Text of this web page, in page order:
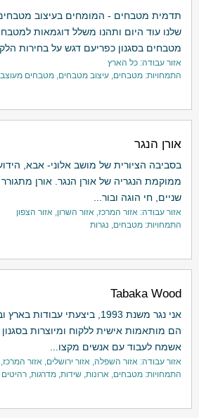
תדמית מטבחים - המומחים בעיצוב
שלנו עוד היום ותהנו משלל דוגמאות
מטבחים בסגנון כפריעם דגש על בחירות
אזור עבודה: כל הארץ
התמחויות: מטבחים, עיצוב מטבחים, מטבחים
אורן הנגר
בסביבה הציורית של מושב אלוני- אבא,
ממוקמת הנגריה של אורן הנגר. אורן
שניים, חי הוגה ובור...
אזור עבודה: אזור המרכז, אזור השרון, אזור הצפון
התמחויות: מטבחים, נגרות
Tabaka Wood
אני נגר משנת 1993, ביצעתי
הם מותאמות אישית ללקוח ומיוצרות בסגנון
אשמח לעבוד עם אנשים מקצו...
אזור עבודה: אזור השפלה, אזור ירושלים, אזור המרכז,
התמחויות: מטבחים, ארונות, שידות, מדרגות, רהיטים